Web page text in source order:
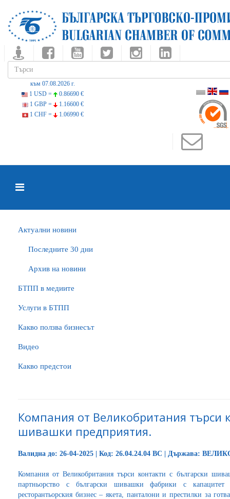
към 07.08.2026 г.
1 USD =
0.86690 €
1 GBP =
1.16600 €
1 CHF =
1.06990 €
Актуални новини
Последните 30 дни
Архив на новини
БTПП в медиите
Услуги в БТПП
Какво ползва бизнесът
Видео
Какво предстои
Компания от Великобритания търси
шивашки предприятия.
Валидна до: 26-04-2025 | Код: 26.04.24.04 BC | Държава:
Компания от Великобритания търси контакти с български
партньорство с български шивашки фабрики с
ресторантьорския бизнес – якета, панталони и престилки за